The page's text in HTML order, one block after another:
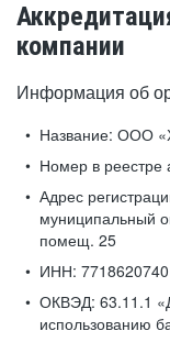
компании
Информация об
Название: ООО
Номер в реестре
Адрес
муниципальный
помещ. 25
ИНН: 7718620740
ОКВЭД: 63.11.1
использованию